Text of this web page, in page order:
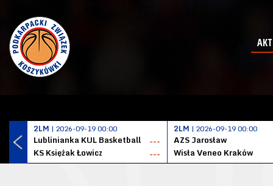
2LM | 2026-09-19 00:00
Lublinianka KUL Basketball
---
KS Księżak Łowicz
---
2LM | 2026-09-19 00:00
AZS Jarosław
Wisła Veneo Kraków